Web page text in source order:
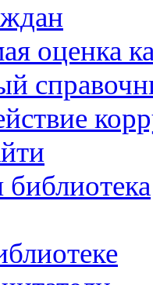
оценка